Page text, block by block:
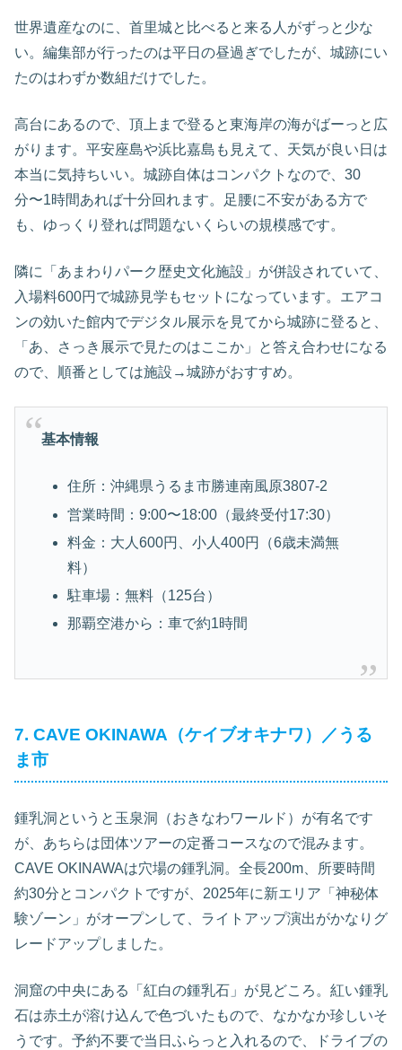
世界遺産なのに、首里城と比べると来る人がずっと少な
い。編集部が行ったのは平日の昼過ぎでしたが、城跡にい
たのはわずか数組だけでした。
高台にあるので、頂上まで登ると東海岸の海がばーっと広
がります。平安座島や浜比嘉島も見えて、天気が良い日は
本当に気持ちいい。城跡自体はコンパクトなので、30
分〜1時間あれば十分回れます。足腰に不安がある方で
も、ゆっくり登れば問題ないくらいの規模感です。
隣に「あまわりパーク歴史文化施設」が併設されていて、
入場料600円で城跡見学もセットになっています。エアコ
ンの効いた館内でデジタル展示を見てから城跡に登ると、
「あ、さっき展示で見たのはここか」と答え合わせになる
ので、順番としては施設→城跡がおすすめ。
基本情報
住所：沖縄県うるま市勝連南風原3807-2
営業時間：9:00〜18:00（最終受付17:30）
料金：大人600円、小人400円（6歳未満無
料）
駐車場：無料（125台）
那覇空港から：車で約1時間
7. CAVE OKINAWA（ケイブオキナワ）／うる
ま市
鍾乳洞というと玉泉洞（おきなわワールド）が有名です
が、あちらは団体ツアーの定番コースなので混みます。
CAVE OKINAWAは穴場の鍾乳洞。全長200m、所要時間
約30分とコンパクトですが、2025年に新エリア「神秘体
験ゾーン」がオープンして、ライトアップ演出がかなりグ
レードアップしました。
洞窟の中央にある「紅白の鍾乳石」が見どころ。紅い鍾乳
石は赤土が溶け込んで色づいたもので、なかなか珍しいそ
うです。予約不要で当日ふらっと入れるので、ドライブの